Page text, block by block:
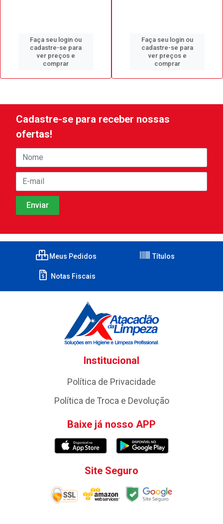
Faça seu login ou
cadastre-se para
ver preços e
comprar
Faça seu login ou
cadastre-se para
ver preços e
comprar
Cadastre-se para receber nossas
ofertas!
Meus Pedidos Títulos
Notas Fiscais
Institucional
Política de Privacidade
Política de Troca e Devolução
Baixe já nosso APP
Site Seguro